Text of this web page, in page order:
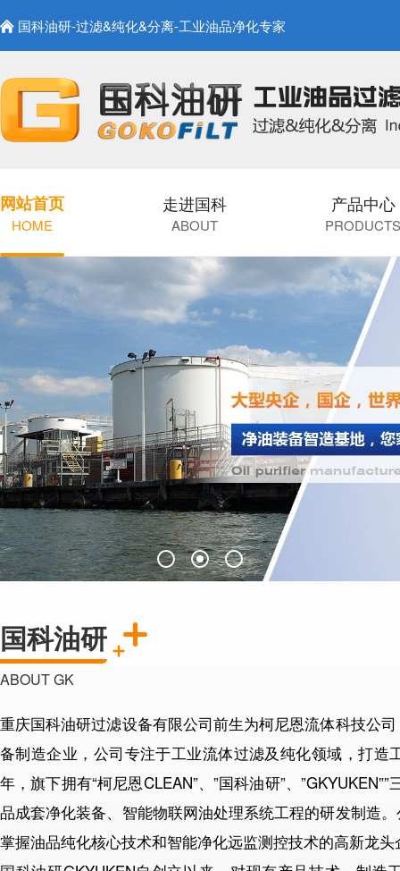
国科油研-过滤&纯化&分离-工业油品净化专家
网站首页
HOME
走进国科
ABOUT
产品中心
PRODUCTS
国科油研
ABOUT GK
重庆国科油研过滤设备有限公司前生为柯尼恩流体科技公
备制造企业，公司专注于工业流体过滤及纯化领域，打造
年，旗下拥有“柯尼恩CLEAN”、”国科油研”、
品成套净化装备、智能物联网油处理系统工程的研发制造
掌握油品纯化核心技术和智能净化远监测控技术的高新龙头